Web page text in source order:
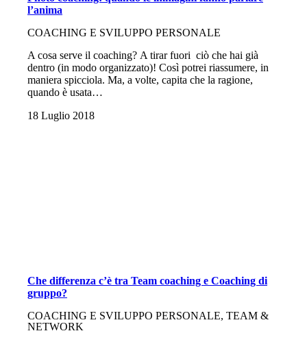
l’anima
COACHING E SVILUPPO PERSONALE
A cosa serve il coaching? A tirar fuori ciò che hai già
dentro (in modo organizzato)! Così potrei riassumere, in
maniera spicciola. Ma, a volte, capita che la ragione,
quando è usata…
18 Luglio 2018
Che differenza c’è tra Team coaching e Coaching di
gruppo?
COACHING E SVILUPPO PERSONALE, TEAM &
NETWORK